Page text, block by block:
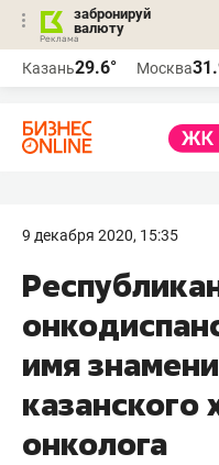
забронируй
валюту
Казань29.6° Москва
9 декабря 2020, 15:35
имя
казанского
онколога